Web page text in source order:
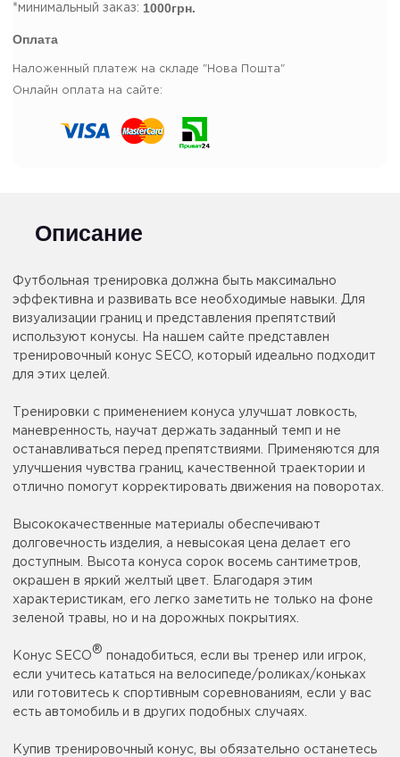
*минимальный заказ: 1000грн.
Оплата
Наложенный платеж на складе "Нова Пошта"
Онлайн оплата на сайте:
Описание
Футбольная тренировка должна быть максимально
эффективна и развивать все необходимые навыки. Для
визуализации границ и представления препятствий
используют конусы. На нашем сайте представлен
тренировочный конус SECO, который идеально подходит
для этих целей.
Тренировки с применением конуса улучшат ловкость,
маневренность, научат держать заданный темп и не
останавливаться перед препятствиями. Применяются для
улучшения чувства границ, качественной траектории и
отлично помогут корректировать движения на поворотах.
Высококачественные материалы обеспечивают
долговечность изделия, а невысокая цена делает его
доступным. Высота конуса сорок восемь сантиметров,
окрашен в яркий желтый цвет. Благодаря этим
характеристикам, его легко заметить не только на фоне
зеленой травы, но и на дорожных покрытиях.
Конус SECO
®
понадобиться, если вы тренер или игрок,
если учитесь кататься на велосипеде/роликах/коньках
или готовитесь к спортивным соревнованиям, если у вас
есть автомобиль и в других подобных случаях.
Купив тренировочный конус, вы обязательно останетесь